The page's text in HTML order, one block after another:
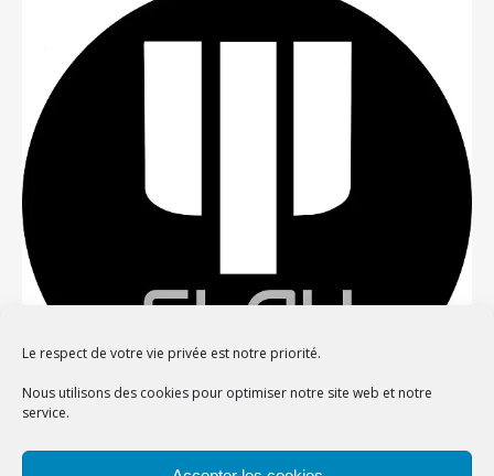
Le respect de votre vie privée est notre priorité.
Nous utilisons des cookies pour optimiser notre site web et notre
service.